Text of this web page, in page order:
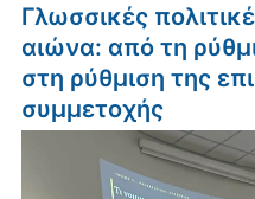
Γλωσσικές
αιώνα: από τη
στη ρύθμιση της
συμμετοχής